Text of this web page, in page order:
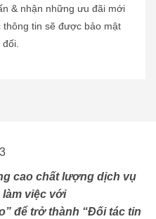
& nhận những ưu đãi mới
thông tin sẽ được bảo mật
cao chất lượng dịch vụ
việc với
để trở thành “Đối tác tin